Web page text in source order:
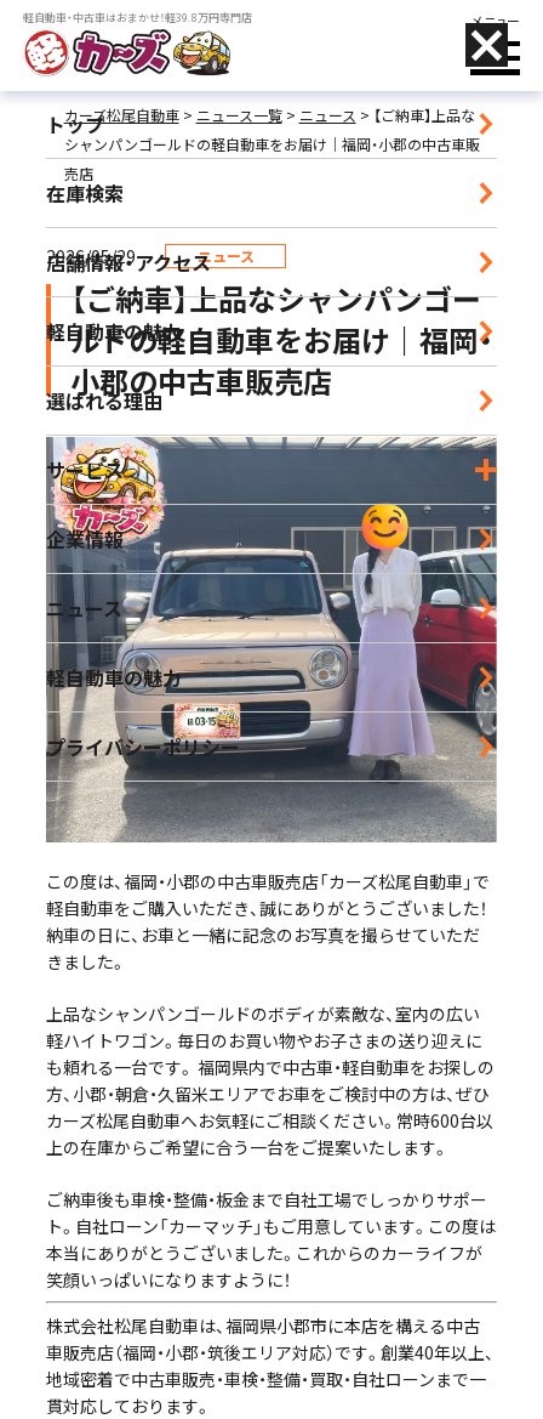
軽自動車・中古車はおまかせ！軽39.8万円専門店 メニュー
トップ
在庫検索
店舗情報・アクセス
軽自動車の魅力
選ばれる理由
サービス
企業情報
ニュース
軽自動車の魅力
プライバシーポリシー
小郡店
営業時間｜9:30-18:30 定休日｜毎週水曜日
朝倉店
営業時間｜10:00-17:00 定休日｜毎週水曜日
宮崎店
営業時間｜10:00-18:30 定休日｜毎週水曜日
鹿児島店
営業時間｜10:00-16:00 定休日｜毎週水曜日
カーズ松尾自動車> ニュース一覧> ニュース > 【ご納車】上品な
シャンパンゴールドの軽自動車をお届け｜福岡・小郡の中古車販
売店
2026/05/29 ニュース
【ご納車】上品なシャンパンゴー
ルドの軽自動車をお届け｜福岡・
小郡の中古車販売店
この度は、福岡・小郡の中古車販売店「カーズ松尾自動車」で
軽自動車をご購入いただき、誠にありがとうございました！
納車の日に、お車と一緒に記念のお写真を撮らせていただ
きました。
上品なシャンパンゴールドのボディが素敵な、室内の広い
軽ハイトワゴン。毎日のお買い物やお子さまの送り迎えに
も頼れる一台です。 福岡県内で中古車・軽自動車をお探しの
方、小郡・朝倉・久留米エリアでお車をご検討中の方は、ぜひ
カーズ松尾自動車へお気軽にご相談ください。常時600台以
上の在庫からご希望に合う一台をご提案いたします。
ご納車後も車検・整備・板金まで自社工場でしっかりサポー
ト。自社ローン「カーマッチ」もご用意しています。この度は
本当にありがとうございました。これからのカーライフが
笑顔いっぱいになりますように！
株式会社松尾自動車は、福岡県小郡市に本店を構える中古
車販売店（福岡・小郡・筑後エリア対応）です。創業40年以上、
地域密着で中古車販売・車検・整備・買取・自社ローンまで一
貫対応しております。